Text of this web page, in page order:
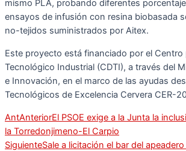
mismo PLA, probando diferentes
ensayos de infusión con resina biobasada
no-tejidos suministrados por Aitex.
Este proyecto está financiado por el Centro
Tecnológico Industrial (CDTI), a través del
e Innovación, en el marco de las ayudas
Tecnológicos de Excelencia Cervera CER-
AntAnteriorEl PSOE exige a la Junta la
la Torredonjimeno-El Carpio
SiguienteSale a licitación el bar del